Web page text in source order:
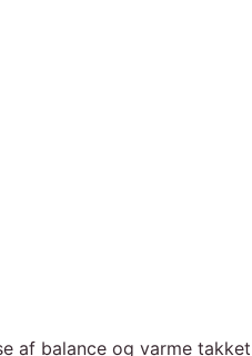
af balance og varme